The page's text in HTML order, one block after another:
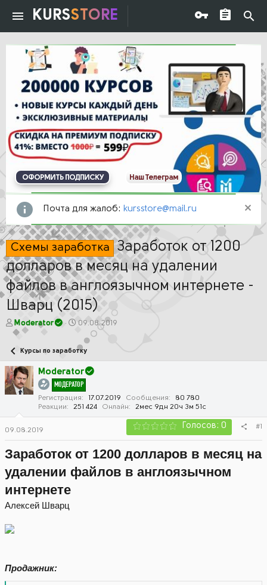
KURSSTORE
ОФОРМИТЬ ПОДПИСКУ Наш Телеграм
Почта для жалоб: kursstore@mail.ru
Схемы заработка Заработок от 1200
долларов в месяц на удалении
файлов в англоязычном интернете -
Шварц (2015)
А
в
о
р
т
е
Moderator
Д
т
а
а
ч
а
л
а
09.08.2019
Курсы по заработку
Moderator
МОДЕРАТОР
Регистрация 17.07.2019 Сообщения
80 780
Реакции
251 424 Онлайн 2мес 9дн 20ч 3м 51с
09.08.2019 Голосов: 0 #1
Заработок от 1200 долларов в месяц на
удалении файлов в англоязычном
интернете
Алексей Шварц
Продажник: